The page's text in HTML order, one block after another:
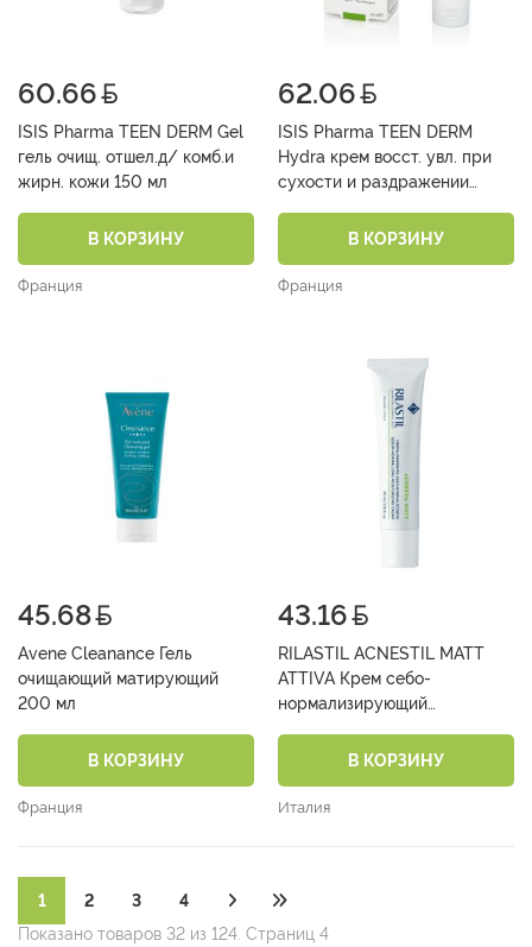
60.66
ISIS Pharma TEEN DERM Gel
гель очищ. отшел.д/ комб.и
жирн. кожи 150 мл
В КОРЗИНУ
Франция
62.06
ISIS Pharma TEEN DERM
Hydra крем восст. увл. при
сухости и раздражении
В КОРЗИНУ
Франция
45.68
Avene Cleanance Гель
очищающий матирующий
200 мл
В КОРЗИНУ
Франция
43.16
RILASTIL ACNESTIL MATT
ATTIVA Крем себо-
нормализирующий
В КОРЗИНУ
Италия
1 2 3
4
Показано товаров 32 из 124. Страниц 4